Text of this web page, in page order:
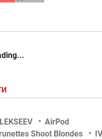
AirPod
Shoot Blondes